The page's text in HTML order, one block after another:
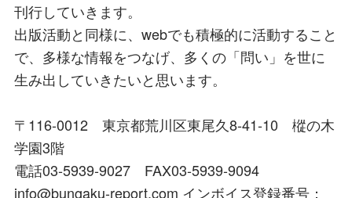
刊行していきます。
出版活動と同様に、webでも積極的に活動すること
で、多様な情報をつなげ、多くの「問い」を世に
生み出していきたいと思います。
〒116-0012 東京都荒川区東尾久8-41-10 樅の木
学園3階
電話03-5939-9027 FAX03-5939-9094
info@bungaku-report.com インボイス登録番号：